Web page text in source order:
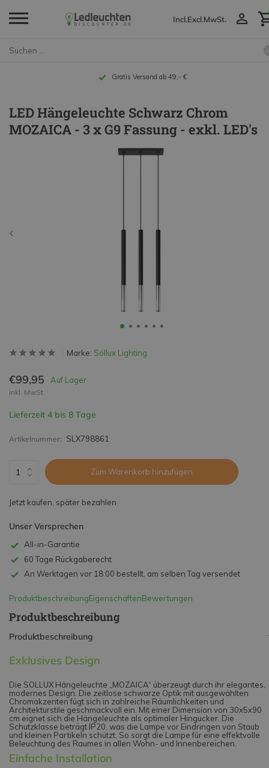
Incl.Excl.MwSt.
Gratis Versand ab 49,- €
LED Hängeleuchte Schwarz Chrom
MOZAICA - 3 x G9 Fassung - exkl. LED's
Marke: Sollux Lighting
€99,95 Auf Lager
inkl. MwSt.
Lieferzeit 4 bis 8 Tage
Artikelnummer: SLX798861
Zum Warenkorb hinzufügen
Jetzt kaufen, später bezahlen
Unser Versprechen
All-in-Garantie
60 Tage Rückgaberecht
An Werktagen vor 18:00 bestellt, am selben Tag versendet
ProduktbeschreibungEigenschaftenBewertungen
Produktbeschreibung
Produktbeschreibung
Exklusives Design
Die SOLLUX Hängeleuchte „MOZAICA“ überzeugt durch ihr elegantes,
modernes Design. Die zeitlose schwarze Optik mit ausgewählten
Chromakzenten fügt sich in zahlreiche Räumlichkeiten und
Architekturstile geschmackvoll ein. Mit einer Dimension von 30x5x90
cm eignet sich die Hängeleuchte als optimaler Hingucker. Die
Schutzklasse beträgt IP20, was die Lampe vor Eindringen von Staub
und kleinen Partikeln schützt. So sorgt die Lampe für eine effektvolle
Beleuchtung des Raumes in allen Wohn- und Innenbereichen.
Einfache Installation